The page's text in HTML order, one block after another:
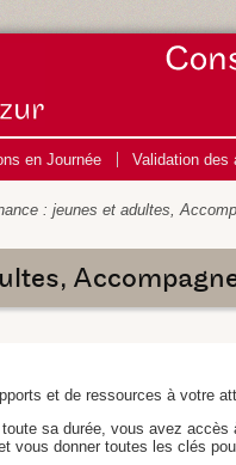
en Journée Validation des
: jeunes et adultes,
et de ressources à votre
sa durée, vous avez
vous donner toutes les clés